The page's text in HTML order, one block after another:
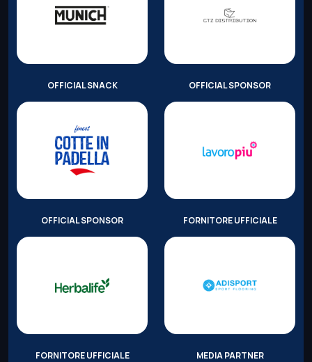
OFFICIAL SNACK OFFICIAL SPONSOR
OFFICIAL SPONSOR FORNITORE UFFICIALE
FORNITORE UFFICIALE MEDIA PARTNER